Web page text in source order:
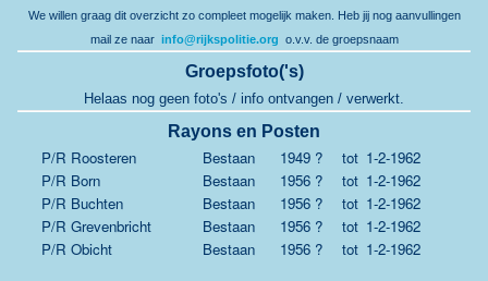
We willen graag dit overzicht zo compleet mogelijk maken. Heb jij nog aanvullingen
mail ze naar info@rijkspolitie.org o.v.v. de groepsnaam
Groepsfoto('s)
Helaas nog geen foto's / info ontvangen / verwerkt.
Rayons en Posten
P/R Roosteren Bestaan 1949 ? tot 1-2-1962
P/R Born
Bestaan 1956 ? tot 1-2-1962
P/R Buchten
Bestaan 1956 ? tot 1-2-1962
P/R Grevenbricht
Bestaan 1956 ? tot 1-2-1962
P/R Obicht
Bestaan 1956 ? tot 1-2-1962